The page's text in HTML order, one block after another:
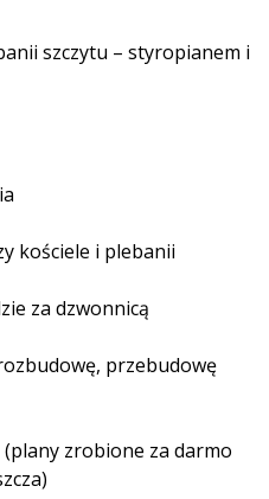
szczytu – styropianem i
kościele i plebanii
za dzwonnicą
przebudowę
zrobione za darmo